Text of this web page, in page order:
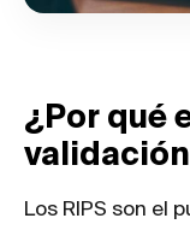
¿Por qué
Los RIPS son el